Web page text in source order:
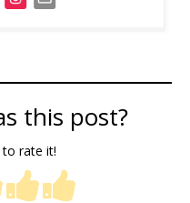
this post?
to rate it!